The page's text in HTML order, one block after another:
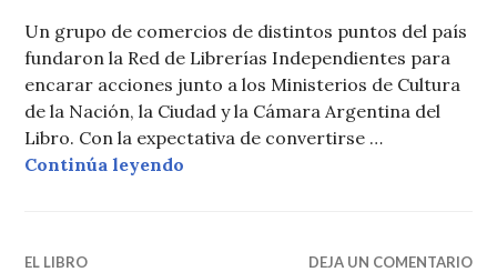
Un grupo de comercios de distintos puntos del país
fundaron la Red de Librerías Independientes para
encarar acciones junto a los Ministerios de Cultura
de la Nación, la Ciudad y la Cámara Argentina del
Libro. Con la expectativa de convertirse …
Continúa leyendo
EL LIBRO DEJA UN COMENTARIO